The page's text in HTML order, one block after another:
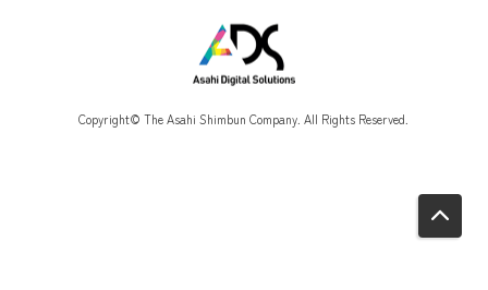
Copyright© The Asahi Shimbun Company. All Rights Reserved.